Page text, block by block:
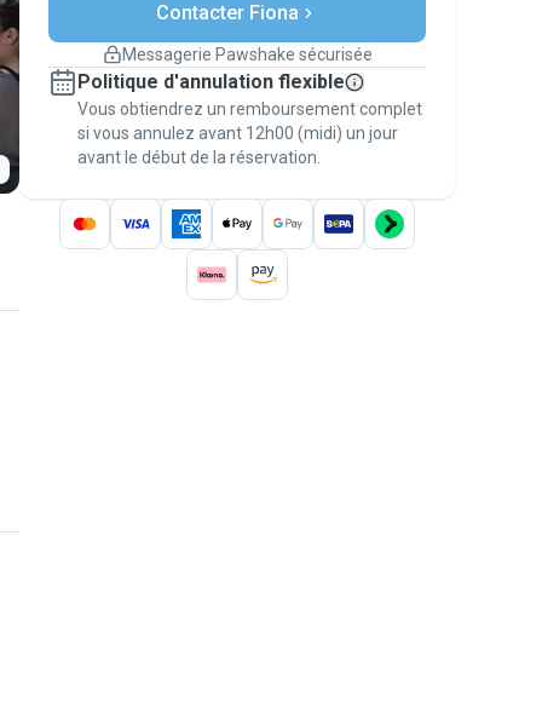
Assistance en cas de
Réservations couvertes par
nos garanties
Gardez tout sur Pawshake (du premier
message au paiement) pour bénéficier de la
Garantie Pawshake.
Contacter Fiona
Messagerie Pawshake sécurisée
Politique d'annulation flexible
Vous obtiendrez un remboursement complet
si vous annulez avant 12h00 (midi) un jour
avant le début de la réservation.